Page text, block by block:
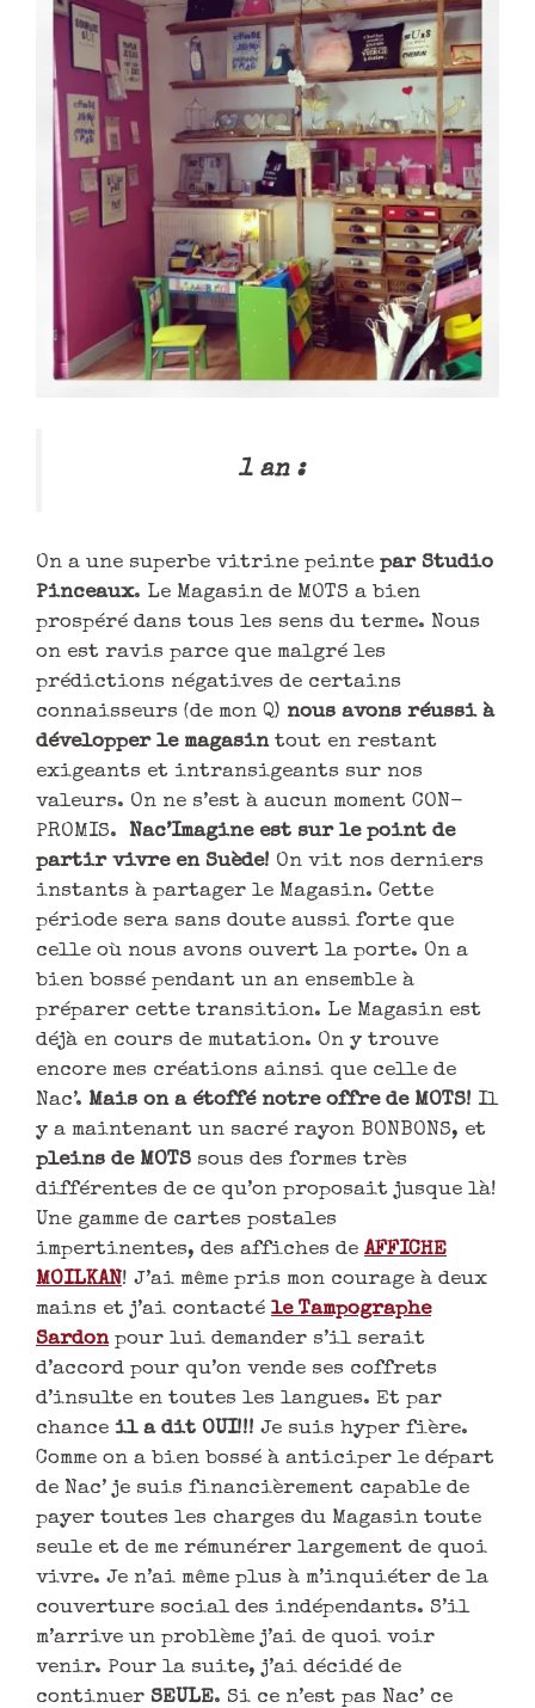
1 an :
On a une superbe vitrine peinte par Studio
Pinceaux. Le Magasin de MOTS a bien
prospéré dans tous les sens du terme. Nous
on est ravis parce que malgré les
prédictions négatives de certains
connaisseurs (de mon Q) nous avons réussi à
développer le magasintout en restant
exigeants et intransigeants sur nos
valeurs. On ne s’est à aucun moment CON-
PROMIS. Nac’Imagine est sur le point de
partir vivre en Suède! On vit nos derniers
instants à partager le Magasin. Cette
période sera sans doute aussi forte que
celle où nous avons ouvert la porte. On a
bien bossé pendant un an ensemble à
préparer cette transition. Le Magasin est
déjà en cours de mutation. On y trouve
encore mes créations ainsi que celle de
Nac’. Mais on a étoffé notre offre de MOTS! Il
y a maintenant un sacré rayon BONBONS, et
pleins de MOTS sous des formes très
différentes de ce qu’on proposait jusque là!
Une gamme de cartes postales
impertinentes, des affiches de AFFICHE
MOILKAN! J’ai même pris mon courage à deux
mains et j’ai contacté le Tampographe
Sardonpour lui demander s’il serait
d’accord pour qu’on vende ses coffrets
d’insulte en toutes les langues. Et par
chance il a dit OUI!!! Je suis hyper fière.
Comme on a bien bossé à anticiper le départ
de Nac’ je suis financièrement capable de
payer toutes les charges du Magasin toute
seule et de me rémunérer largement de quoi
vivre. Je n’ai même plus à m’inquiéter de la
couverture social des indépendants. S’il
m’arrive un problème j’ai de quoi voir
venir. Pour la suite, j’ai décidé de
continuer SEULE. Si ce n’est pas Nac’ ce